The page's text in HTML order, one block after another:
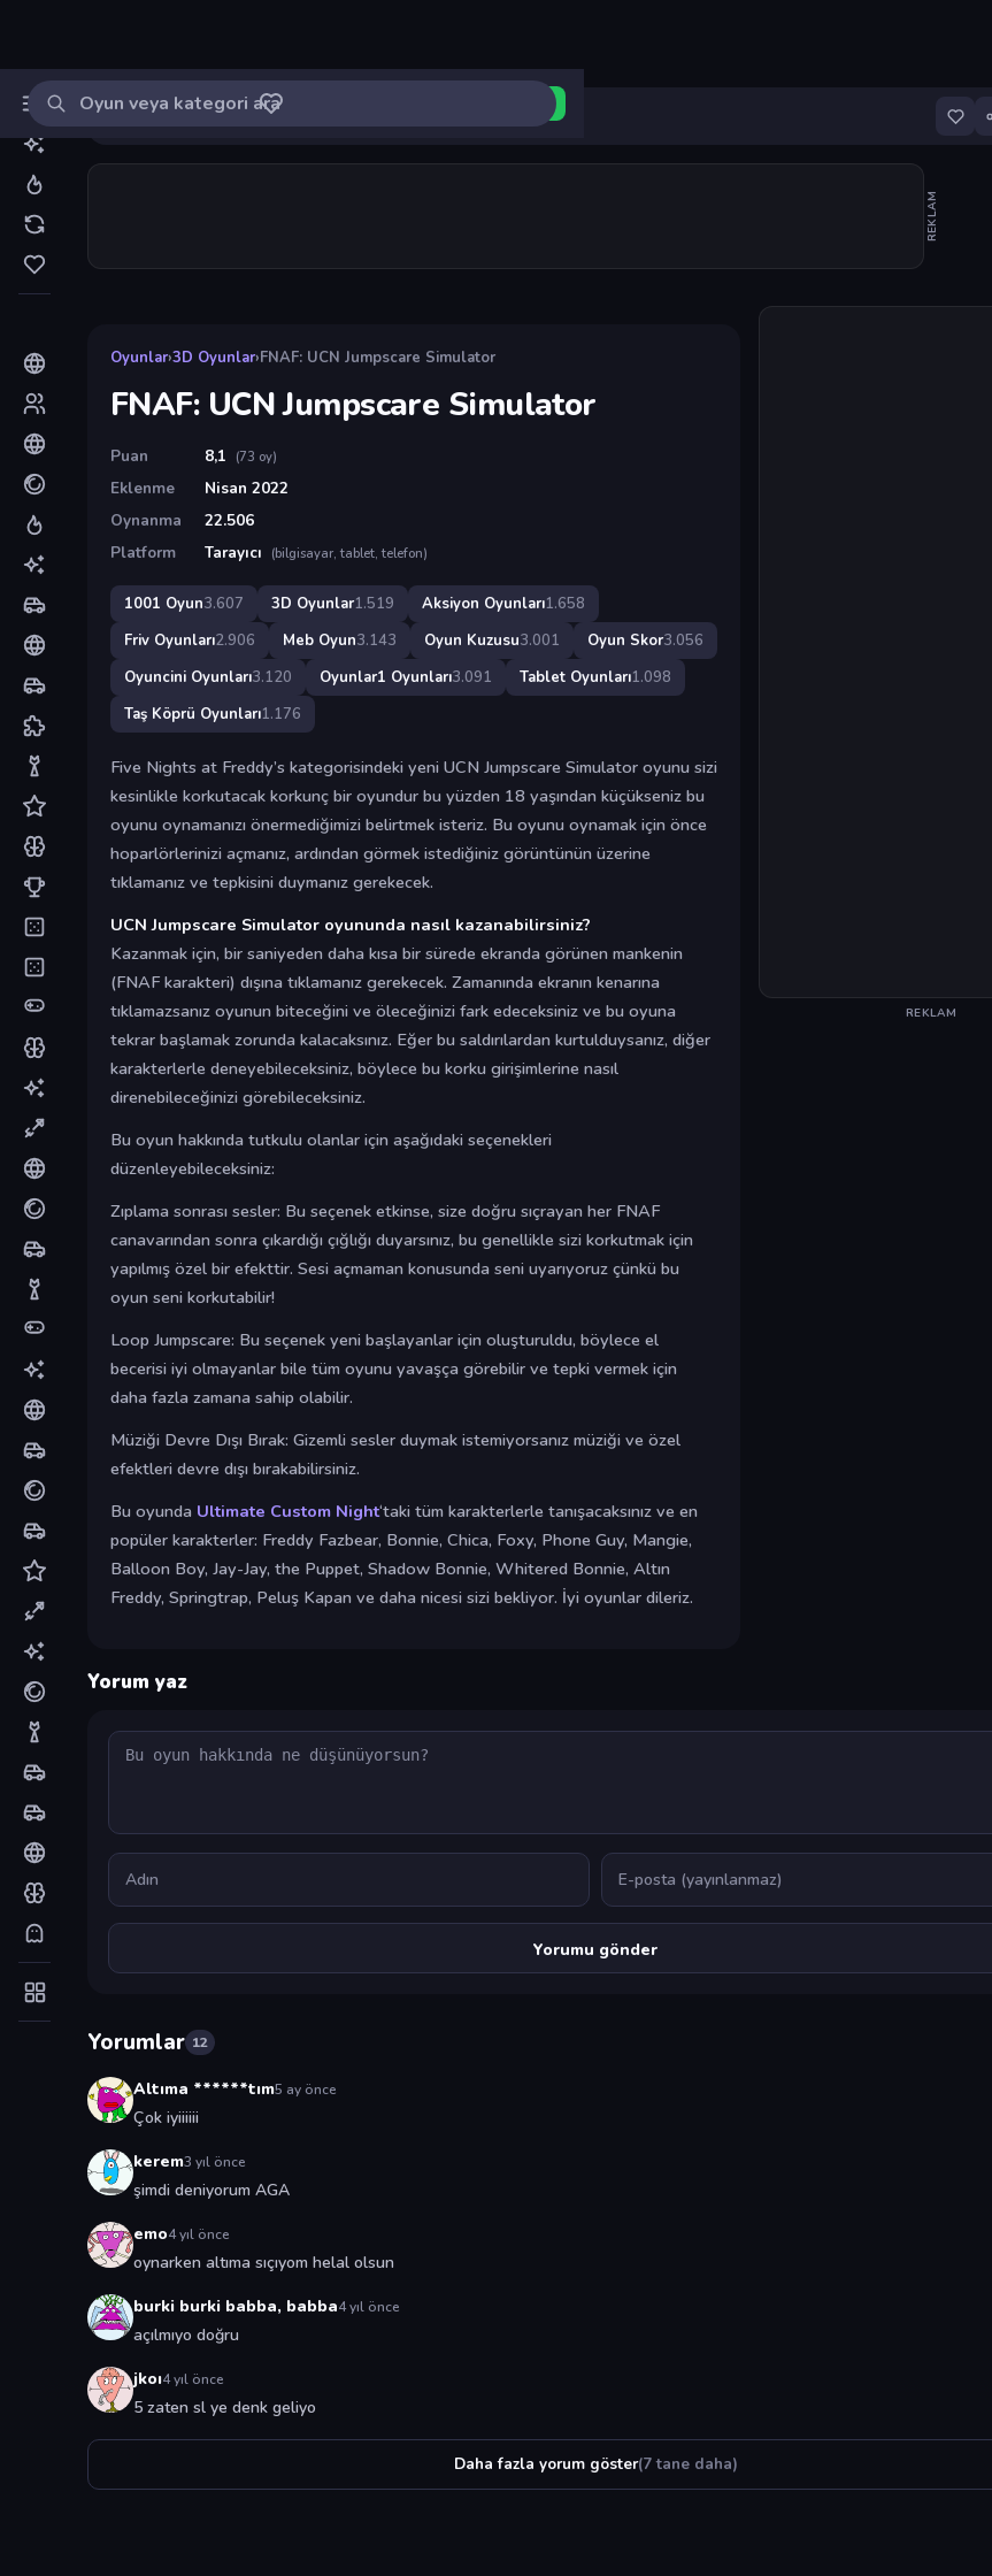
MinikOyuncu
Oyun ara
Oyunu başlat
FNAF: UCN Jumpscare Simulator
REKLAM
Oyunlar›3D Oyunlar›FNAF: UCN Jumpscare Simulator
FNAF: UCN Jumpscare Simulator
Puan 8,1 (73 oy)
Eklenme
Nisan 2022
Oynanma
22.506
Platform
Tarayıcı (bilgisayar, tablet, telefon)
1001 Oyun3.607 3D Oyunlar1.519 Aksiyon Oyunları1.658
Friv Oyunları2.906 Meb Oyun3.143 Oyun Kuzusu3.001 Oyun Skor3.056
Oyuncini Oyunları3.120 Oyunlar1 Oyunları3.091 Tablet Oyunları1.098
Taş Köprü Oyunları1.176
Five Nights at Freddy’s kategorisindeki yeni UCN Jumpscare Simulator oyunu sizi
kesinlikle korkutacak korkunç bir oyundur bu yüzden 18 yaşından küçükseniz bu
oyunu oynamanızı önermediğimizi belirtmek isteriz. Bu oyunu oynamak için önce
hoparlörlerinizi açmanız, ardından görmek istediğiniz görüntünün üzerine
tıklamanız ve tepkisini duymanız gerekecek.
UCN Jumpscare Simulator oyununda nasıl kazanabilirsiniz?
Kazanmak için, bir saniyeden daha kısa bir sürede ekranda görünen mankenin
(FNAF karakteri) dışına tıklamanız gerekecek. Zamanında ekranın kenarına
tıklamazsanız oyunun biteceğini ve öleceğinizi fark edeceksiniz ve bu oyuna
tekrar başlamak zorunda kalacaksınız. Eğer bu saldırılardan kurtulduysanız, diğer
karakterlerle deneyebileceksiniz, böylece bu korku girişimlerine nasıl
direnebileceğinizi görebileceksiniz.
Bu oyun hakkında tutkulu olanlar için aşağıdaki seçenekleri
düzenleyebileceksiniz:
Zıplama sonrası sesler: Bu seçenek etkinse, size doğru sıçrayan her FNAF
canavarından sonra çıkardığı çığlığı duyarsınız, bu genellikle sizi korkutmak için
yapılmış özel bir efekttir. Sesi açmaman konusunda seni uyarıyoruz çünkü bu
oyun seni korkutabilir!
Loop Jumpscare: Bu seçenek yeni başlayanlar için oluşturuldu, böylece el
becerisi iyi olmayanlar bile tüm oyunu yavaşça görebilir ve tepki vermek için
daha fazla zamana sahip olabilir.
Müziği Devre Dışı Bırak: Gizemli sesler duymak istemiyorsanız müziği ve özel
efektleri devre dışı bırakabilirsiniz.
Bu oyunda Ultimate Custom Night‘taki tüm karakterlerle tanışacaksınız ve en
popüler karakterler: Freddy Fazbear, Bonnie, Chica, Foxy, Phone Guy, Mangie,
Balloon Boy, Jay-Jay, the Puppet, Shadow Bonnie, Whitered Bonnie, Altın
Freddy, Springtrap, Peluş Kapan ve daha nicesi sizi bekliyor. İyi oyunlar dileriz.
REKLAM
Yorum yaz
Yorum
Ad E-posta
Yorumlar 12
Altıma ******tım5 ay önce
Çok iyiiiiii
kerem3 yıl önce
şimdi deniyorum AGA
emo4 yıl önce
oynarken altıma sıçıyom helal olsun
burki burki babba, babba4 yıl önce
açılmıyo doğru
jkoı4 yıl önce
5 zaten sl ye denk geliyo
Daha fazla yorum göster(7 tane daha)